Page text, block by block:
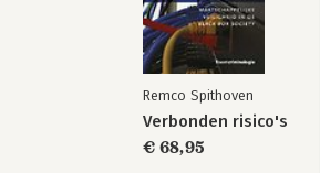
Remco Spithoven
Verbonden risico's
€ 68,95